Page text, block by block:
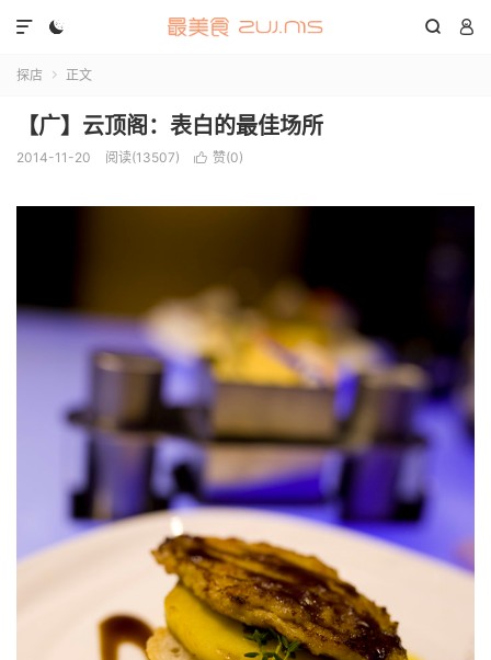
  

探店  正文
【广】云顶阁：表白的最佳场所
2014-11-20 阅读(13507)  赞(0)